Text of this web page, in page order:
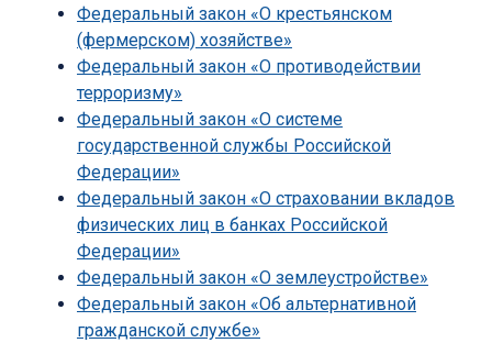
Федеральный закон «О крестьянском
(фермерском) хозяйстве»
Федеральный закон «О противодействии
терроризму»
Федеральный закон «О системе
государственной службы Российской
Федерации»
Федеральный закон «О страховании вкладов
физических лиц в банках Российской
Федерации»
Федеральный закон «О землеустройстве»
Федеральный закон «Об альтернативной
гражданской службе»